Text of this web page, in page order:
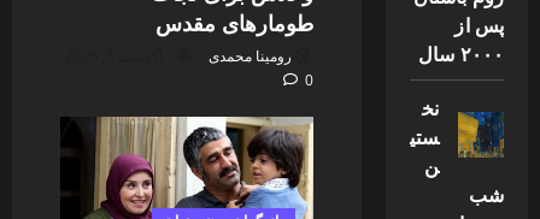
طومارهای مقدس
رومینا محمدی
0
پس از
۲۰۰۰ سال
نخ
ستی
ن
شب